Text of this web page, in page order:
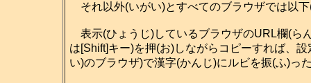
それ以外(いがい)とすべてのブラウザでは以
表示(ひょうじ)しているブラウザのURL欄(ら
は[Shift]キー)を押(お)しながらコピーすれば、
い)のブラウザ)で漢字(かんじ)にルビを振(ふ)